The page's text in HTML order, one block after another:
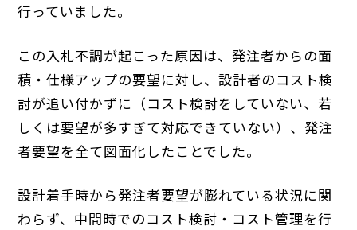
行っていました。
この入札不調が起こった原因は、発注者からの面
積・仕様アップの要望に対し、設計者のコスト検
討が追い付かずに（コスト検討をしていない、若
しくは要望が多すぎて対応できていない）、発注
者要望を全て図面化したことでした。
設計着手時から発注者要望が膨れている状況に関
わらず、中間時でのコスト検討・コスト管理を行